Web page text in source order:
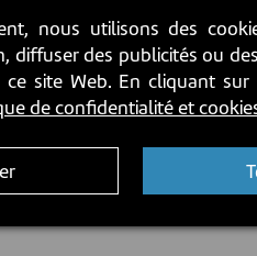
nous utilisons des
diffuser des publicités ou
site Web. En cliquant
de confidentialité et